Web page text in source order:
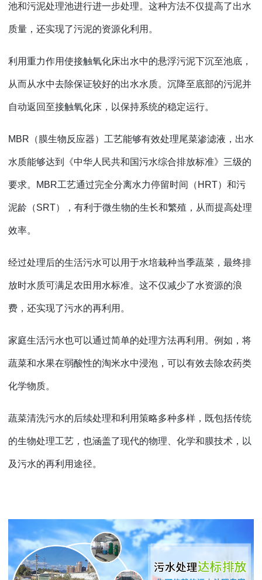
池和污泥处理池进行进一步处理。这种方法不仅提高了出水
质量，还实现了污泥的资源化利用。
利用重力作用使接触氧化床出水中的悬浮污泥下沉至池底，
从而从水中去除保证较好的出水水质。沉降至底部的污泥并
自动返回至接触氧化床，以保持系统的稳定运行。
MBR（膜生物反应器）工艺能够有效处理尾菜渗滤液，出水
水质能够达到《中华人民共和国污水综合排放标准》三级的
要求。MBR工艺通过完全分离水力停留时间（HRT）和污
泥龄（SRT），有利于微生物的生长和繁殖，从而提高处理
效率。
经过处理后的生活污水可以用于水培栽种当季蔬菜，最终排
放时水质可满足农田用水标准。这不仅减少了水资源的浪
费，还实现了污水的再利用。
家庭生活污水也可以通过简单的处理方法再利用。例如，将
蔬菜和水果在弱酸性的淘米水中浸泡，可以有效去除农药类
化学物质。
蔬菜清洗污水的后续处理和利用策略多种多样，既包括传统
的生物处理工艺，也涵盖了现代的物理、化学和膜技术，以
及污水的再利用途径。